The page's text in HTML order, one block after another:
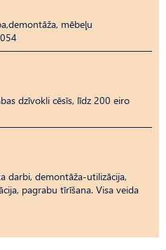
mēbeļu
dzīvokli cēsīs, līdz 200 eiro
darbi, demontāža-utilizācija,
pagrabu tīrīšana. Visa veida